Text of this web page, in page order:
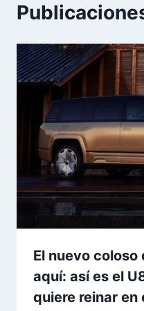
El nuevo coloso
aquí: así es el
quiere reinar en